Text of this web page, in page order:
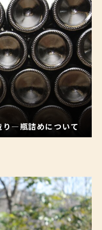
り―瓶詰めについて